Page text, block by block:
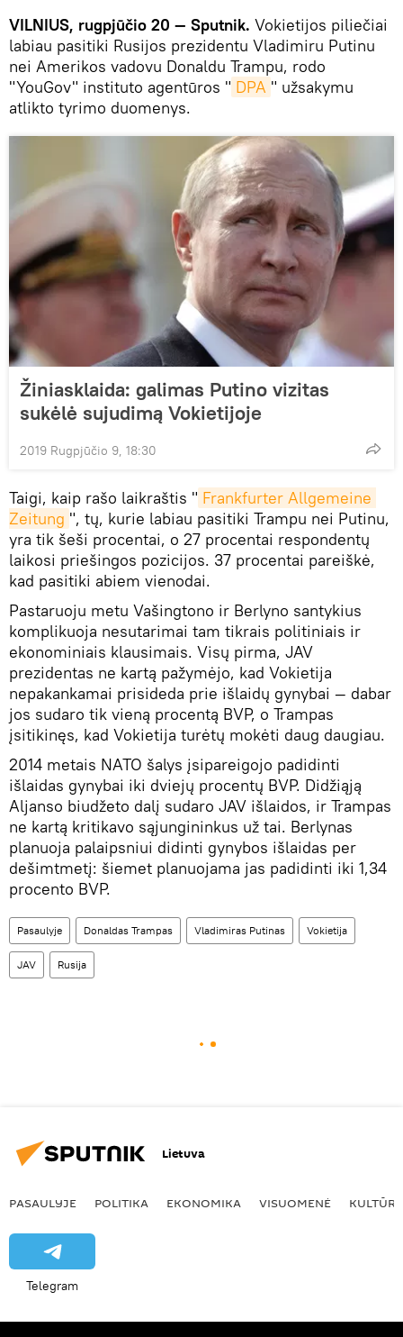
VILNIUS, rugpjūčio 20 — Sputnik. Vokietijos piliečiai
labiau pasitiki Rusijos prezidentu Vladimiru Putinu
nei Amerikos vadovu Donaldu Trampu, rodo
"YouGov" instituto agentūros " DPA " užsakymu
atlikto tyrimo duomenys.
Žiniasklaida: galimas Putino vizitas
sukėlė sujudimą Vokietijoje
2019 Rugpjūčio 9, 18:30
Taigi, kaip rašo laikraštis " Frankfurter Allgemeine
Zeitung ", tų, kurie labiau pasitiki Trampu nei Putinu,
yra tik šeši procentai, o 27 procentai respondentų
laikosi priešingos pozicijos. 37 procentai pareiškė,
kad pasitiki abiem vienodai.
Pastaruoju metu Vašingtono ir Berlyno santykius
komplikuoja nesutarimai tam tikrais politiniais ir
ekonominiais klausimais. Visų pirma, JAV
prezidentas ne kartą pažymėjo, kad Vokietija
nepakankamai prisideda prie išlaidų gynybai — dabar
jos sudaro tik vieną procentą BVP, o Trampas
įsitikinęs, kad Vokietija turėtų mokėti daug daugiau.
2014 metais NATO šalys įsipareigojo padidinti
išlaidas gynybai iki dviejų procentų BVP. Didžiąją
Aljanso biudžeto dalį sudaro JAV išlaidos, ir Trampas
ne kartą kritikavo sąjungininkus už tai. Berlynas
planuoja palaipsniui didinti gynybos išlaidas per
dešimtmetį: šiemet planuojama jas padidinti iki 1,34
procento BVP.
Pasaulyje Donaldas Trampas Vladimiras Putinas Vokietija
JAV Rusija
Lietuva
PASAULYJE POLITIKA EKONOMIKA VISUOMENĖ KULTŪRA
Telegram